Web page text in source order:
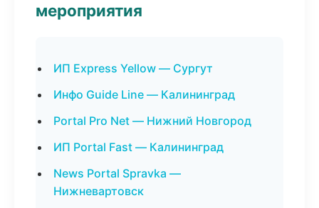
мероприятия
ИП Express Yellow — Сургут
Инфо Guide Line — Калининград
Portal Pro Net — Нижний Новгород
ИП Portal Fast — Калининград
News Portal Spravka —
Нижневартовск